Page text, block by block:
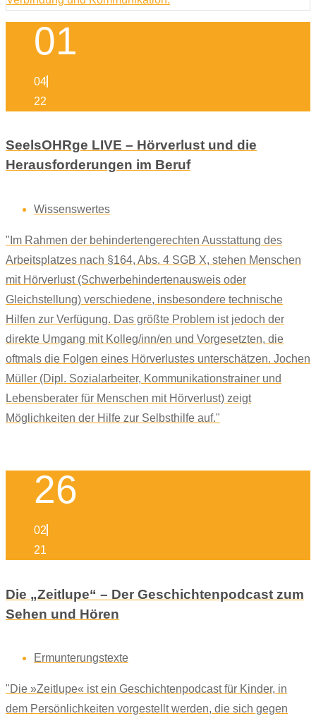
01
04
22
SeelsOHRge LIVE – Hörverlust und die
Herausforderungen im Beruf
Wissenswertes
"Im Rahmen der behindertengerechten Ausstattung des
Arbeitsplatzes nach §164, Abs. 4 SGB X, stehen Menschen
mit Hörverlust (Schwerbehindertenausweis oder
Gleichstellung) verschiedene, insbesondere technische
Hilfen zur Verfügung. Das größte Problem ist jedoch der
direkte Umgang mit Kolleg/inn/en und Vorgesetzten, die
oftmals die Folgen eines Hörverlustes unterschätzen. Jochen
Müller (Dipl. Sozialarbeiter, Kommunikationstrainer und
Lebensberater für Menschen mit Hörverlust) zeigt
Möglichkeiten der Hilfe zur Selbsthilfe auf."
26
02
21
Die „Zeitlupe“ – Der Geschichtenpodcast zum
Sehen und Hören
Ermunterungstexte
"Die »Zeitlupe« ist ein Geschichtenpodcast für Kinder, in
dem Persönlichkeiten vorgestellt werden, die sich gegen